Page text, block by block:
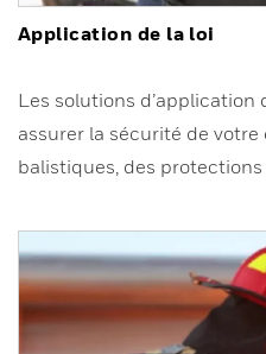
Application de la loi
Les solutions d’application
assurer la sécurité de
balistiques, des